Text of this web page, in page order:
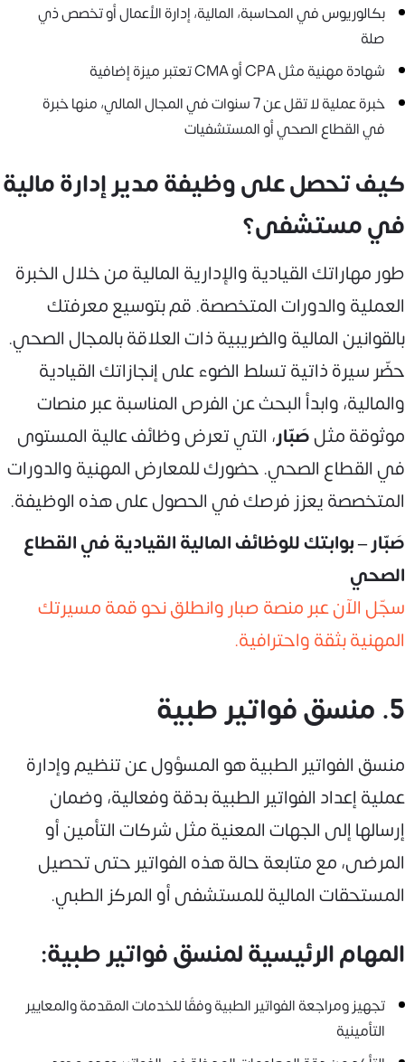
بكالوريوس في المحاسبة، المالية، إدارة الأعمال أو تخصص ذي
صلة
شهادة مهنية مثل CPA أو CMA تعتبر ميزة إضافية
خبرة عملية لا تقل عن 7 سنوات في المجال المالي، منها خبرة
في القطاع الصحي أو المستشفيات
كيف تحصل على وظيفة مدير إدارة مالية
في مستشفى؟
طور مهاراتك القيادية والإدارية المالية من خلال الخبرة
العملية والدورات المتخصصة. قم بتوسيع معرفتك
بالقوانين المالية والضريبية ذات العلاقة بالمجال الصحي.
حضّر سيرة ذاتية تسلط الضوء على إنجازاتك القيادية
والمالية، وابدأ البحث عن الفرص المناسبة عبر منصات
موثوقة مثلصَبّار، التي تعرض وظائف عالية المستوى
في القطاع الصحي. حضورك للمعارض المهنية والدورات
المتخصصة يعزز فرصك في الحصول على هذه الوظيفة.
صَبّار – بوابتك للوظائف المالية القيادية في القطاع
الصحي
سجّل الآن عبر منصة صبار وانطلق نحو قمة مسيرتك
المهنية بثقة واحترافية.
5. منسق فواتير طبية
منسق الفواتير الطبية هو المسؤول عن تنظيم وإدارة
عملية إعداد الفواتير الطبية بدقة وفعالية، وضمان
إرسالها إلى الجهات المعنية مثل شركات التأمين أو
المرضى، مع متابعة حالة هذه الفواتير حتى تحصيل
المستحقات المالية للمستشفى أو المركز الطبي.
المهام الرئيسية لمنسق فواتير طبية:
تجهيز ومراجعة الفواتير الطبية وفقًا للخدمات المقدمة والمعايير
التأمينية